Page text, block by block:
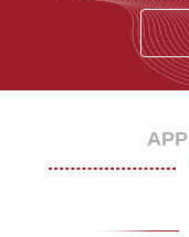
资与并购新机遇
SAIF金融E沙龙|
贾康：解读供给